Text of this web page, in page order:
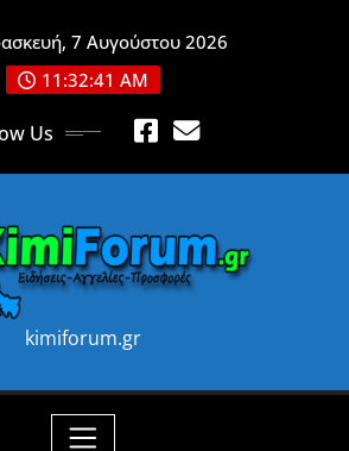
7 Αυγούστου 2026
11:32:43 AM
Us
kimiforum.gr